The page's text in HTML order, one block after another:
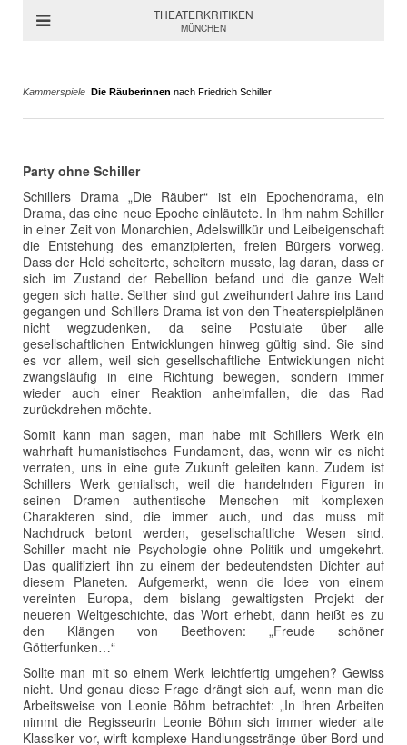
THEATERKRITIKEN
MÜNCHEN
Kammerspiele Die Räuberinnen nach Friedrich Schiller
Party ohne Schiller
Schillers Drama „Die Räuber“ ist ein Epochendrama, ein
Drama, das eine neue Epoche einläutete. In ihm nahm Schiller
in einer Zeit von Monarchien, Adelswillkür und Leibeigenschaft
die Entstehung des emanzipierten, freien Bürgers vorweg.
Dass der Held scheiterte, scheitern musste, lag daran, dass er
sich im Zustand der Rebellion befand und die ganze Welt
gegen sich hatte. Seither sind gut zweihundert Jahre ins Land
gegangen und Schillers Drama ist von den Theaterspielplänen
nicht wegzudenken, da seine Postulate über alle
gesellschaftlichen Entwicklungen hinweg gültig sind. Sie sind
es vor allem, weil sich gesellschaftliche Entwicklungen nicht
zwangsläufig in eine Richtung bewegen, sondern immer
wieder auch einer Reaktion anheimfallen, die das Rad
zurückdrehen möchte.
Somit kann man sagen, man habe mit Schillers Werk ein
wahrhaft humanistisches Fundament, das, wenn wir es nicht
verraten, uns in eine gute Zukunft geleiten kann. Zudem ist
Schillers Werk genialisch, weil die handelnden Figuren in
seinen Dramen authentische Menschen mit komplexen
Charakteren sind, die immer auch, und das muss mit
Nachdruck betont werden, gesellschaftliche Wesen sind.
Schiller macht nie Psychologie ohne Politik und umgekehrt.
Das qualifiziert ihn zu einem der bedeutendsten Dichter auf
diesem Planeten. Aufgemerkt, wenn die Idee von einem
vereinten Europa, dem bislang gewaltigsten Projekt der
neueren Weltgeschichte, das Wort erhebt, dann heißt es zu
den Klängen von Beethoven: „Freude schöner
Götterfunken…“
Sollte man mit so einem Werk leichtfertig umgehen? Gewiss
nicht. Und genau diese Frage drängt sich auf, wenn man die
Arbeitsweise von Leonie Böhm betrachtet: „In ihren Arbeiten
nimmt die Regisseurin Leonie Böhm sich immer wieder alte
Klassiker vor, wirft komplexe Handlungsstränge über Bord und